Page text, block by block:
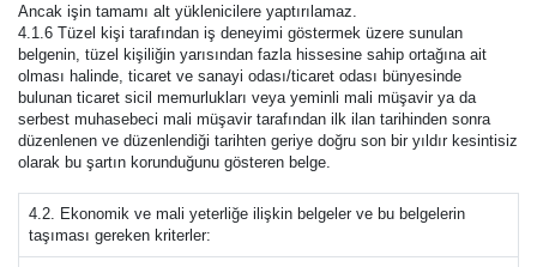
Ancak işin tamamı alt yüklenicilere yaptırılamaz.
4.1.6 Tüzel kişi tarafından iş deneyimi göstermek üzere sunulan
belgenin, tüzel kişiliğin yarısından fazla hissesine sahip ortağına ait
olması halinde, ticaret ve sanayi odası/ticaret odası bünyesinde
bulunan ticaret sicil memurlukları veya yeminli mali müşavir ya da
serbest muhasebeci mali müşavir tarafından ilk ilan tarihinden sonra
düzenlenen ve düzenlendiği tarihten geriye doğru son bir yıldır kesintisiz
olarak bu şartın korunduğunu gösteren belge.
4.2. Ekonomik ve mali yeterliğe ilişkin belgeler ve bu belgelerin
taşıması gereken kriterler: